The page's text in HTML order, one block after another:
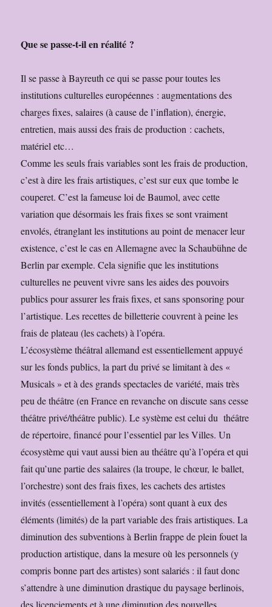
Que se passe-t-il en réalité ?
Il se passe à Bayreuth ce qui se passe pour toutes les
institutions culturelles européennes : augmentations des
charges fixes, salaires (à cause de l’inflation), énergie,
entretien, mais aussi des frais de production : cachets,
matériel etc…
Comme les seuls frais variables sont les frais de production,
c’est à dire les frais artistiques, c’est sur eux que tombe le
couperet. C’est la fameuse loi de Baumol, avec cette
variation que désormais les frais fixes se sont vraiment
envolés, étranglant les institutions au point de menacer leur
existence, c’est le cas en Allemagne avec la Schaubühne de
Berlin par exemple. Cela signifie que les institutions
culturelles ne peuvent vivre sans les aides des pouvoirs
publics pour assurer les frais fixes, et sans sponsoring pour
l’artistique. Les recettes de billetterie couvrent à peine les
frais de plateau (les cachets) à l’opéra.
L’écosystème théâtral allemand est essentiellement appuyé
sur les fonds publics, la part du privé se limitant à des «
Musicals » et à des grands spectacles de variété, mais très
peu de théâtre (en France en revanche on discute sans cesse
théâtre privé/théâtre public). Le système est celui du théâtre
de répertoire, financé pour l’essentiel par les Villes. Un
écosystème qui vaut aussi bien au théâtre qu’à l’opéra et qui
fait qu’une partie des salaires (la troupe, le chœur, le ballet,
l’orchestre) sont des frais fixes, les cachets des artistes
invités (essentiellement à l’opéra) sont quant à eux des
éléments (limités) de la part variable des frais artistiques. La
diminution des subventions à Berlin frappe de plein fouet la
production artistique, dans la mesure où les personnels (y
compris bonne part des artistes) sont salariés : il faut donc
s’attendre à une diminution drastique du paysage berlinois,